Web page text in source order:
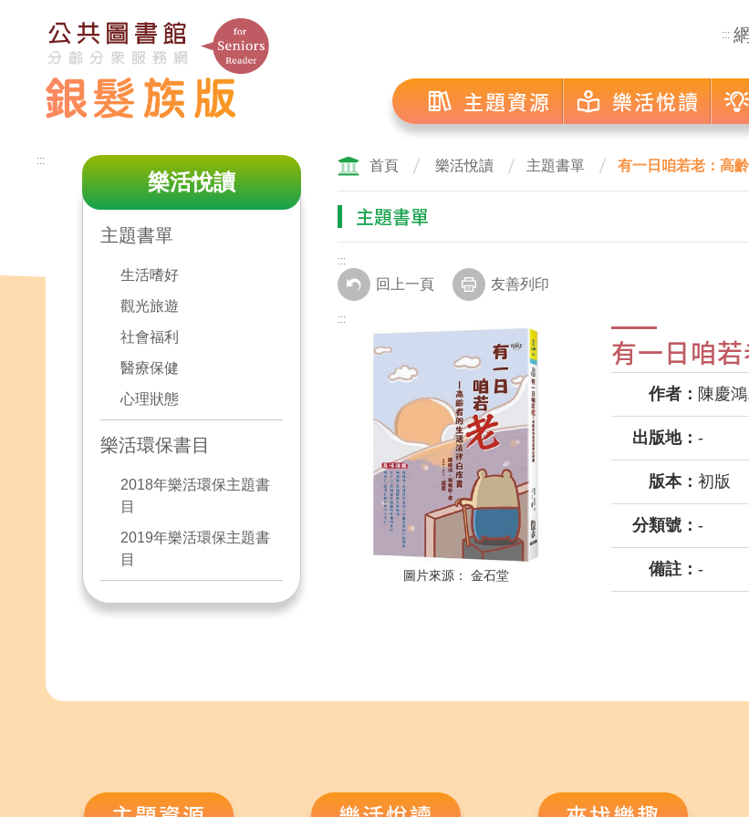
:::
主題資源 樂活悅讀
:::
樂活悅讀
主題書單
生活嗜好
觀光旅遊
社會福利
醫療保健
心理狀態
樂活環保書目
2018年樂活環保主題書
目
2019年樂活環保主題書
目
首頁 樂活悅讀 主題書單 有一日咱若老：高
主題書單
:::
回上一頁 友善列印
:::
圖片來源： 金石堂
有一日咱
作者： 陳慶
出版地： -
版本： 初版
分類號： -
備註： -